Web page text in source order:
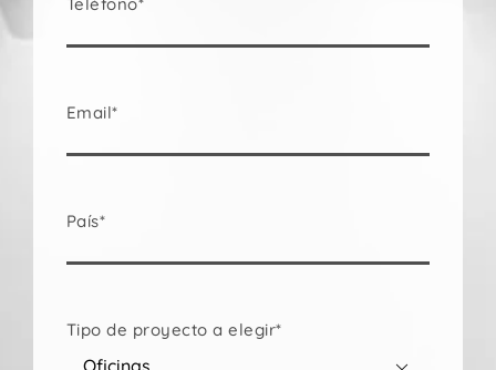
Email*
País*
Tipo de proyecto a elegir*
